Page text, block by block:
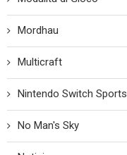
Mordhau
Multicraft
Nintendo Switch Sports
No Man's Sky